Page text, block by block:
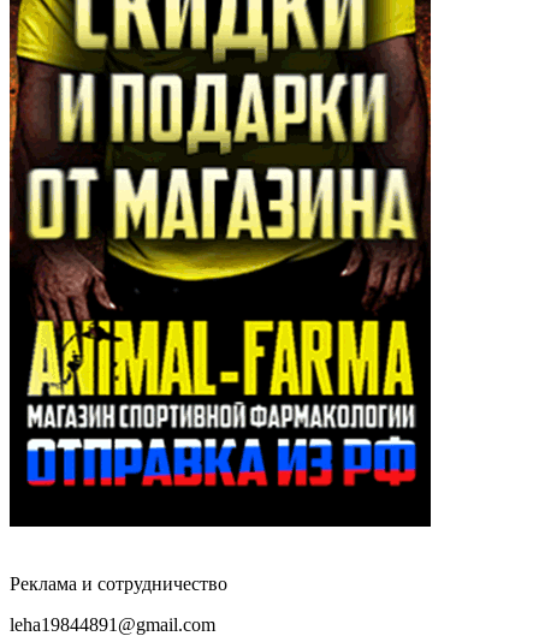
Реклама и сотрудничество
leha19844891@gmail.com